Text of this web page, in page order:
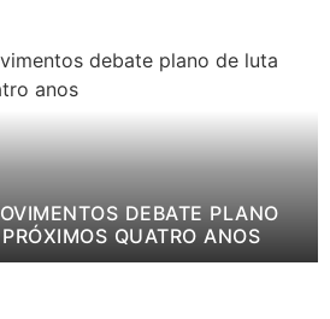
DEBATE PLANO
QUATRO ANOS